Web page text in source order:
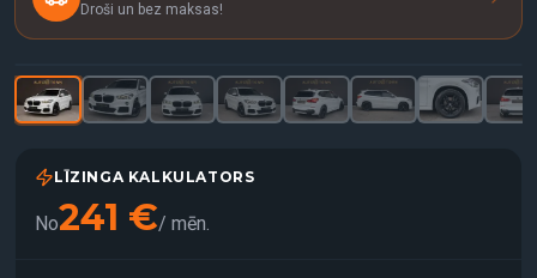
Droši un bez maksas!
1/32
LĪZINGA KALKULATORS
No241 €/ mēn.